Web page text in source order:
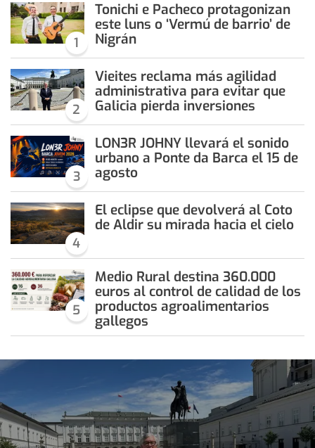
1
Tonichi e Pacheco protagonizan
este luns o ‘Vermú de barrio’ de
Nigrán
2
Vieites reclama más agilidad
administrativa para evitar que
Galicia pierda inversiones
3
LON3R JOHNY llevará el sonido
urbano a Ponte da Barca el 15 de
agosto
4
El eclipse que devolverá al Coto
de Aldir su mirada hacia el cielo
5
Medio Rural destina 360.000
euros al control de calidad de los
productos agroalimentarios
gallegos